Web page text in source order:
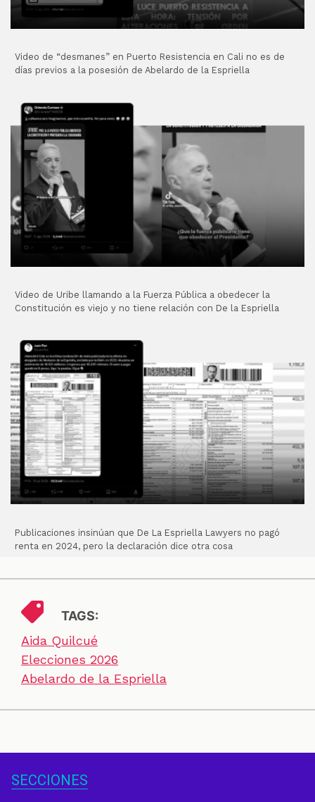
Video de “desmanes” en Puerto Resistencia en Cali no es de
días previos a la posesión de Abelardo de la Espriella
Video de Uribe llamando a la Fuerza Pública a obedecer la
Constitución es viejo y no tiene relación con De la Espriella
Publicaciones insinúan que De La Espriella Lawyers no pagó
renta en 2024, pero la declaración dice otra cosa
TAGS:
Aida Quilcué
Elecciones 2026
Abelardo de la Espriella
SECCIONES